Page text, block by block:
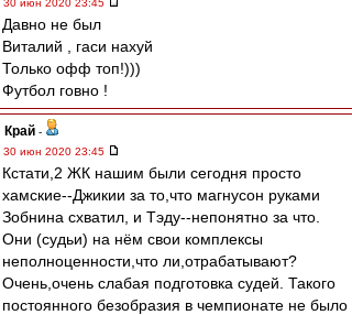
30 июн 2020 23:45
Давно не был
Виталий , гаси нахуй
Только офф топ!)))
Футбол говно !
Край -
30 июн 2020 23:45
Кстати,2 ЖК нашим были сегодня просто
хамские--Джикии за то,что магнусон руками
Зобнина схватил, и Тэду--непонятно за что.
Они (судьи) на нём свои комплексы
неполноценности,что ли,отрабатывают?
Очень,очень слабая подготовка судей. Такого
постоянного безобразия в чемпионате не было